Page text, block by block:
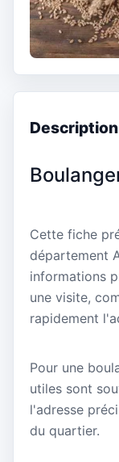
Description
Cette fiche
département
informations
une visite,
rapidement
Pour une
utiles sont
l'adresse
du quartier.